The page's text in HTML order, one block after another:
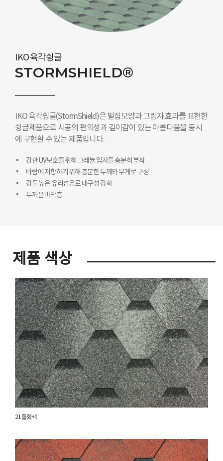
IKO 육각슁글
STORMSHIELD®
IKO 육각슁글(StormShield)은 벌집모양과 그림자 효과를 표현한
슁글제품으로 시공의 편의성과 깊이감이 있는 아름다움을 동시
에 구현할 수 있는 제품입니다.
강한 UV보호를 위해 그레뉼 입자를 충분히 부착
바람에 저항하기 위해 충분한 두께와 무게로 구성
강도 높은 유리섬유로 내구성 강화
두꺼운 바닥층
제품 색상
21 돌회색